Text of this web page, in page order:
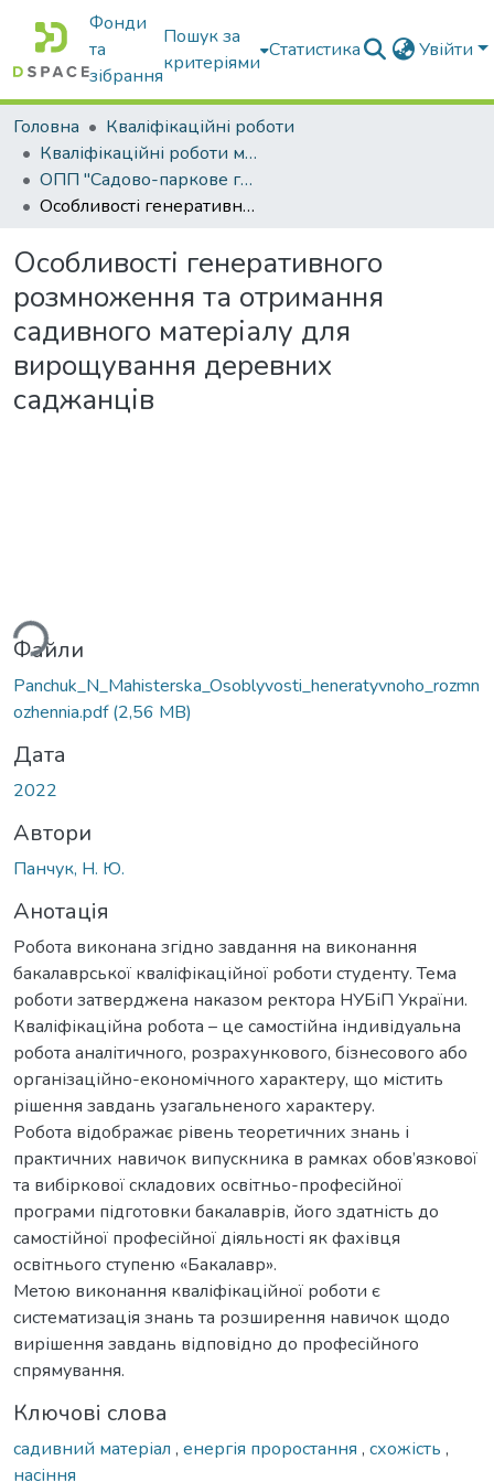
Фонди
та
зібрання
Пошук за
критеріями
Статистика Увійти
Головна
Кваліфікаційні роботи
Кваліфікаційні роботи магістрів
ОПП "Садово-паркове господарство"
Особливості генеративного розмноження та отримання садивного матеріалу для вирощування деревних саджанців
Особливості генеративного
розмноження та отримання
садивного матеріалу для
вирощування деревних
саджанців
Файли
Panchuk_N_Мahisterska_Osoblyvosti_heneratyvnoho_rozmn
ozhennia.pdf(2,56 MB)
Дата
2022
Автори
Панчук, Н. Ю.
Анотація
Робота виконана згідно завдання на виконання
бакалаврської кваліфікаційної роботи студенту. Тема
роботи затверджена наказом ректора НУБіП України.
Кваліфікаційна робота – це самостійна індивідуальна
робота аналітичного, розрахункового, бізнесового або
організаційно-економічного характеру, що містить
рішення завдань узагальненого характеру.
Робота відображає рівень теоретичних знань і
практичних навичок випускника в рамках обов’язкової
та вибіркової складових освітньо-професійної
програми підготовки бакалаврів, його здатність до
самостійної професійної діяльності як фахівця
освітнього ступеню «Бакалавр».
Метою виконання кваліфікаційної роботи є
систематизація знань та розширення навичок щодо
вирішення завдань відповідно до професійного
спрямування.
Ключові слова
садивний матеріал , енергія проростання , схожість ,
насіння